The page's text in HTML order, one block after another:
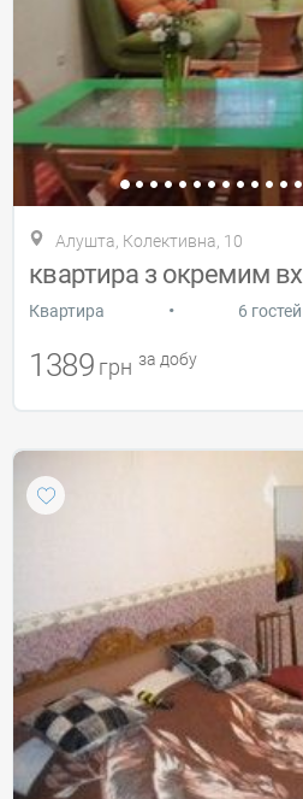
Алушта, Колективна, 10
квартира з окремим
Квартира • 6 гостей
1389 грн за добу